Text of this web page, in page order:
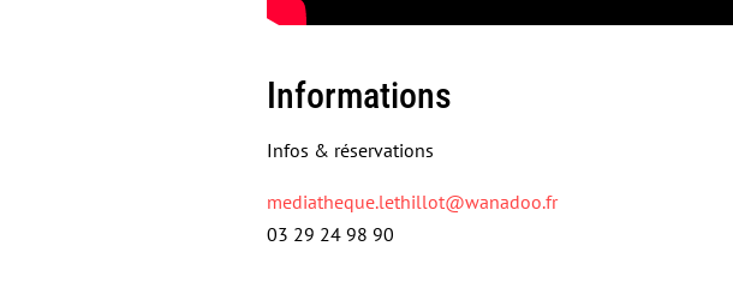
Informations
Infos & réservations
mediatheque.lethillot@wanadoo.fr
03 29 24 98 90